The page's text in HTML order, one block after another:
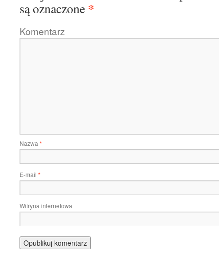
są oznaczone *
Komentarz
Nazwa *
E-mail *
Witryna internetowa